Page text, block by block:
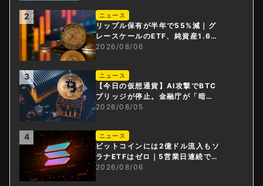
2 ニュース
リップル保有が半年で55%減｜グ
レースケールのETF、純資産1.6億
ドル減
2026/08/06
3 ニュース
【今日の仮想通貨】AI攻撃でBTC
ブリッジが停止。金融庁が「暗号
資産・ステーブルコイン課」新設
2026/08/05
4 ニュース
ビットコインには2億ドル流入もソ
ラナETFはゼロ｜5営業日連続で停
止
2026/08/06